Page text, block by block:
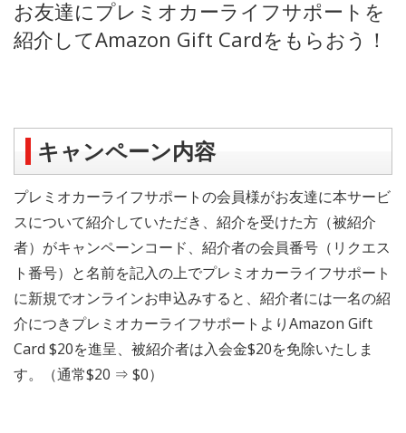
お友達にプレミオカーライフサポートを
紹介してAmazon Gift Cardをもらおう！
キャンペーン内容
プレミオカーライフサポートの会員様がお友達に本サービ
スについて紹介していただき、紹介を受けた方（被紹介
者）がキャンペーンコード、紹介者の会員番号（リクエス
ト番号）と名前を記入の上でプレミオカーライフサポート
に新規でオンラインお申込みすると、紹介者には一名の紹
介につきプレミオカーライフサポートよりAmazon Gift
Card $20を進呈、被紹介者は入会金$20を免除いたしま
す。（通常$20 ⇒ $0）